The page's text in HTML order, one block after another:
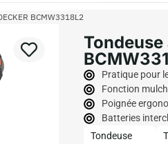
BCMW3318L2
Tondeuse
Pratique pour
Fonction
Poignée
Batteries
Tondeuse